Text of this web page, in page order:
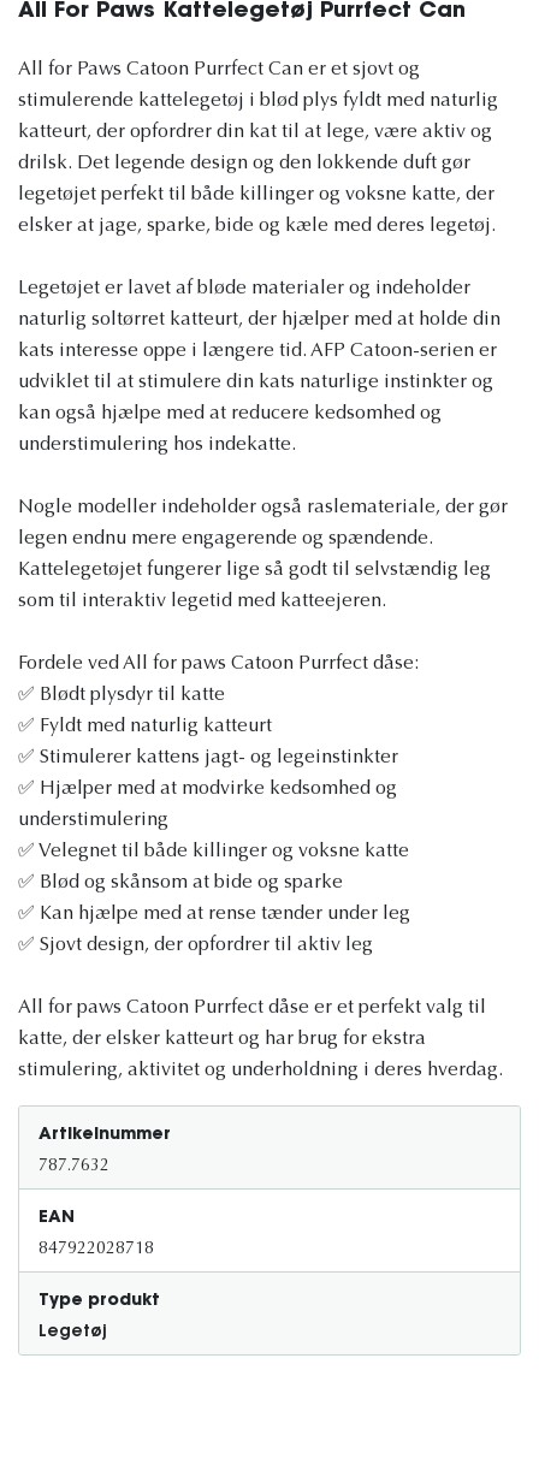
All For Paws Kattelegetøj Purrfect Can
All for Paws Catoon Purrfect Can er et sjovt og
stimulerende kattelegetøj i blød plys fyldt med naturlig
katteurt, der opfordrer din kat til at lege, være aktiv og
drilsk. Det legende design og den lokkende duft gør
legetøjet perfekt til både killinger og voksne katte, der
elsker at jage, sparke, bide og kæle med deres legetøj.
Legetøjet er lavet af bløde materialer og indeholder
naturlig soltørret katteurt, der hjælper med at holde din
kats interesse oppe i længere tid. AFP Catoon-serien er
udviklet til at stimulere din kats naturlige instinkter og
kan også hjælpe med at reducere kedsomhed og
understimulering hos indekatte.
Nogle modeller indeholder også raslemateriale, der gør
legen endnu mere engagerende og spændende.
Kattelegetøjet fungerer lige så godt til selvstændig leg
som til interaktiv legetid med katteejeren.
Fordele ved All for paws Catoon Purrfect dåse:
✅ Blødt plysdyr til katte
✅ Fyldt med naturlig katteurt
✅ Stimulerer kattens jagt- og legeinstinkter
✅ Hjælper med at modvirke kedsomhed og
understimulering
✅ Velegnet til både killinger og voksne katte
✅ Blød og skånsom at bide og sparke
✅ Kan hjælpe med at rense tænder under leg
✅ Sjovt design, der opfordrer til aktiv leg
All for paws Catoon Purrfect dåse er et perfekt valg til
katte, der elsker katteurt og har brug for ekstra
stimulering, aktivitet og underholdning i deres hverdag.
Artikelnummer
787.7632
EAN
847922028718
Type produkt
Legetøj